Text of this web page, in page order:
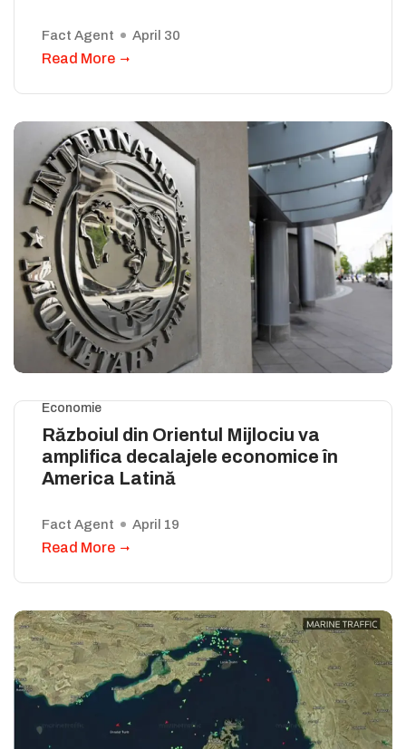
Fact Agent April 30
Read More
Economie
Războiul din Orientul Mijlociu va
amplifica decalajele economice în
America Latină
Fact Agent April 19
Read More